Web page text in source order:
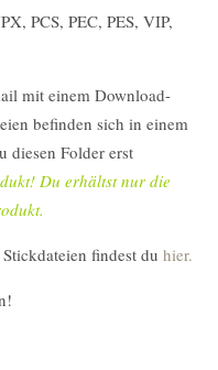
PCS, PEC, PES, VIP,
mit einem Download-
befinden sich in einem
diesen Folder erst
Du erhältst nur die
findest du hier.